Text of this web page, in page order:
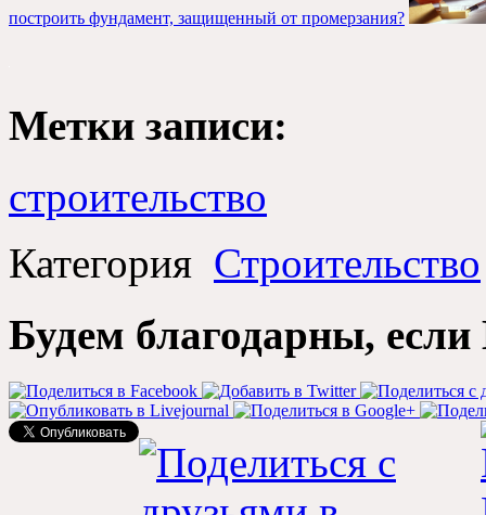
построить фундамент, защищенный от промерзания?
Метки записи:
строительство
Категория Строительство
Будем благодарны, если